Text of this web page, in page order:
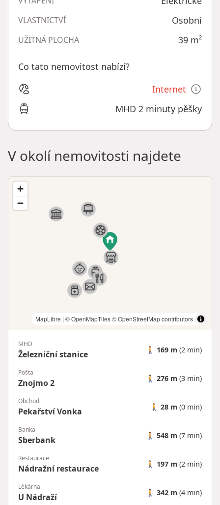
VLASTNICTVÍ Osobní
UŽITNÁ PLOCHA 39 m²
Co tato nemovitost nabízí?
Internet
MHD 2 minuty pěšky
V okolí nemovitosti najdete
MapLibre | © OpenMapTiles© OpenStreetMap contributors
MHD
Železniční stanice 🚶 169 m (2 min)
Pošta
Znojmo 2 🚶 276 m (3 min)
Obchod
Pekařství Vonka 🚶 28 m (0 min)
Banka
Sberbank 🚶 548 m (7 min)
Restaurace
Nádražní restaurace 🚶 197 m (2 min)
Lékárna
U Nádraží 🚶 342 m (4 min)